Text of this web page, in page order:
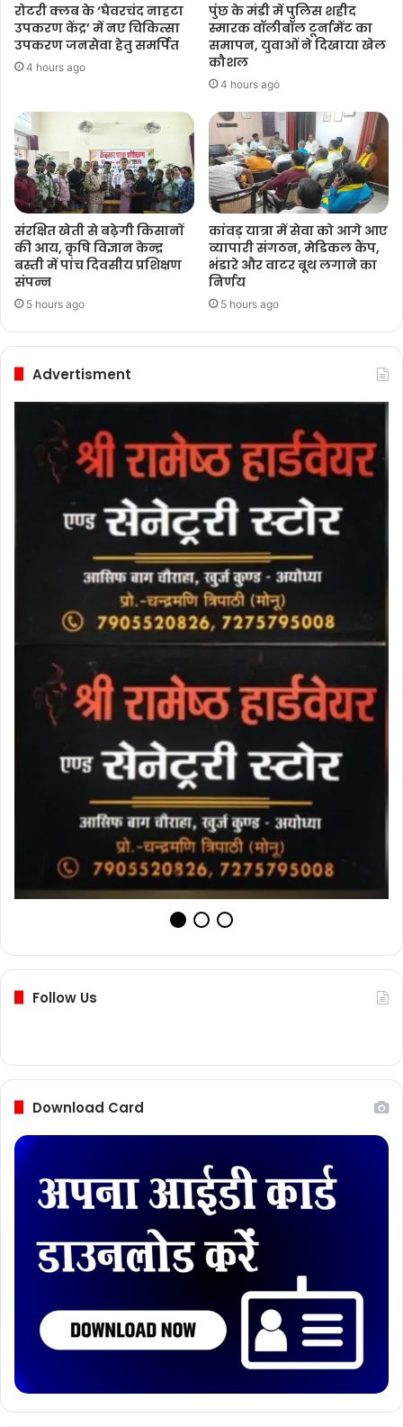
रोटरी क्लब के ‘घेवरचंद नाहटा
उपकरण केंद्र’ में नए चिकित्सा
उपकरण जनसेवा हेतु समर्पित
4 hours ago
पुंछ के मंडी में पुलिस शहीद
स्मारक वॉलीबॉल टूर्नामेंट का
समापन, युवाओं ने दिखाया खेल
कौशल
4 hours ago
संरक्षित खेती से बढ़ेगी किसानों
की आय, कृषि विज्ञान केन्द्र
बस्ती में पांच दिवसीय प्रशिक्षण
संपन्न
5 hours ago
कांवड़ यात्रा में सेवा को आगे आए
व्यापारी संगठन, मेडिकल कैंप,
भंडारे और वाटर बूथ लगाने का
निर्णय
5 hours ago
Advertisment
Follow Us
Download Card